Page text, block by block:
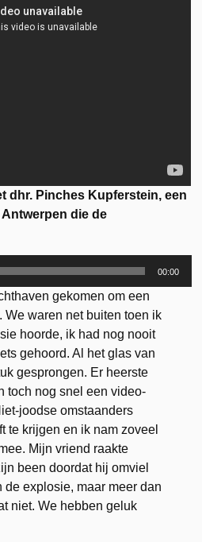
dhr. Pinches Kupferstein, een
die de
00:00
gekomen om een
We waren net buiten toen ik
hoorde, ik had nog nooit
gehoord. Al het glas van
gesprongen. Er heerste
toch nog snel een video-
joodse omstaanders
te krijgen en ik nam zoveel
Mijn vriend raakte
been doordat hij omviel
de explosie, maar meer dan
niet. We hebben geluk